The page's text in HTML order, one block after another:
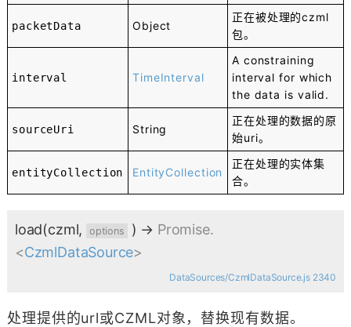
packetData Object
正在被处理的czml
包。
interval TimeInterval
A constraining
interval for which
the data is valid.
sourceUri String
正在处理的数据的原
始uri。
entityCollection EntityCollection
正在处理的实体集
合。
load(czml, options ) → Promise.
<CzmlDataSource>
DataSources/CzmlDataSource.js 2340
处理提供的url或CZML对象，替换现有数据。